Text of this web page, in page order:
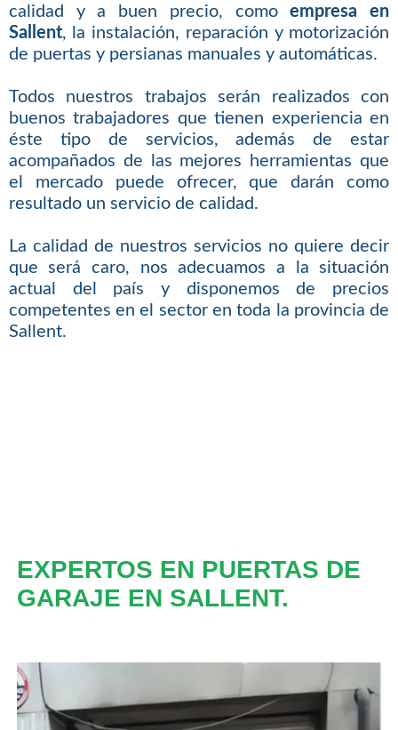
calidad y a buen precio, comoempresa en
Sallent, la instalación, reparación y motorización
de puertas y persianas manuales y automáticas.
Todos nuestros trabajos serán realizados con
buenos trabajadores que tienen experiencia en
éste tipo de servicios, además de estar
acompañados de las mejores herramientas que
el mercado puede ofrecer, que darán como
resultado un servicio de calidad.
La calidad de nuestros servicios no quiere decir
que será caro, nos adecuamos a la situación
actual del país y disponemos de precios
competentes en el sector en toda la provincia de
Sallent.
EXPERTOS EN PUERTAS DE
GARAJE EN SALLENT.